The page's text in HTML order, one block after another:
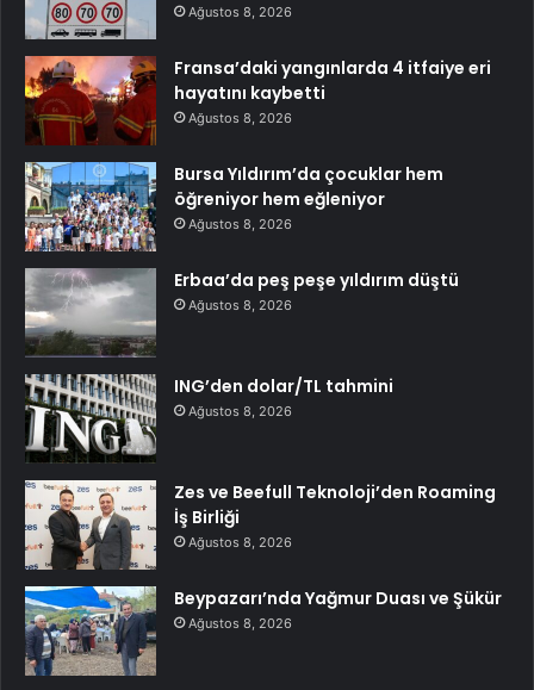
Ağustos 8, 2026
Fransa’daki yangınlarda 4 itfaiye eri
hayatını kaybetti
Ağustos 8, 2026
Bursa Yıldırım’da çocuklar hem
öğreniyor hem eğleniyor
Ağustos 8, 2026
Erbaa’da peş peşe yıldırım düştü
Ağustos 8, 2026
ING’den dolar/TL tahmini
Ağustos 8, 2026
Zes ve Beefull Teknoloji’den Roaming
İş Birliği
Ağustos 8, 2026
Beypazarı’nda Yağmur Duası ve Şükür
Ağustos 8, 2026